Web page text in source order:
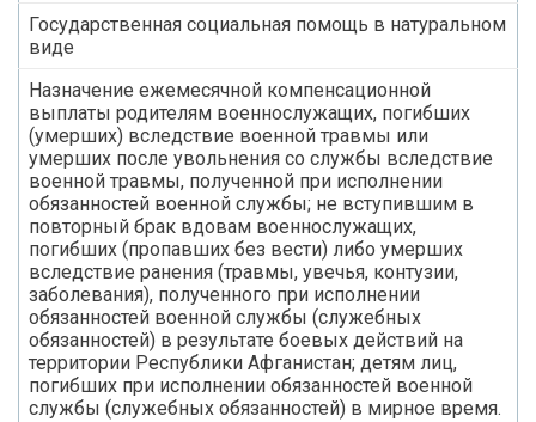
Государственная социальная помощь в натуральном
виде
Назначение ежемесячной компенсационной
выплаты родителям военнослужащих, погибших
(умерших) вследствие военной травмы или
умерших после увольнения со службы вследствие
военной травмы, полученной при исполнении
обязанностей военной службы; не вступившим в
повторный брак вдовам военнослужащих,
погибших (пропавших без вести) либо умерших
вследствие ранения (травмы, увечья, контузии,
заболевания), полученного при исполнении
обязанностей военной службы (служебных
обязанностей) в результате боевых действий на
территории Республики Афганистан; детям лиц,
погибших при исполнении обязанностей военной
службы (служебных обязанностей) в мирное время.